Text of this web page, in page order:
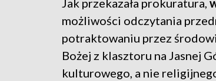
Jak przekazała prokuratura,
możliwości odczytania
potraktowaniu przez
Bożej z klasztoru na Jasnej
kulturowego, a nie